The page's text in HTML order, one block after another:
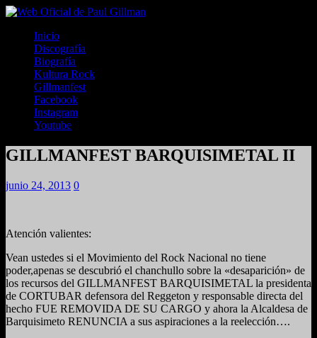
Inicio
Discografía
Biografía
Kultura Rock
Gillmanfest
Facebook
Instagram
Youtube
GILLMANFEST BARQUISIMETAL II
junio 24, 2013 0
Atención valientes:
Vean ustedes si el Movimiento del Rock Nacional no tiene
poder,apenas se descubrió el chanchullo sobre la «desaparición» de
los recursos del GILLMANFEST BARQUISIMETAL la presidenta
de CORTUBAR defensora del Reggeton y responsable directa del
hecho FUE REMOVIDA DE SU CARGO y ahora la Alcaldesa de
Barquisimeto RENUNCIA a sus aspiraciones a la reelección….